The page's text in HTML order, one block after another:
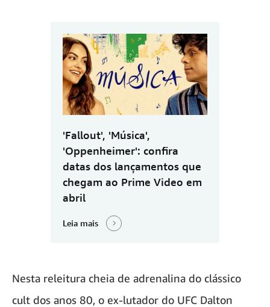
'Fallout', 'Música',
'Oppenheimer': confira
datas dos lançamentos que
chegam ao Prime Video em
abril
Leia mais
Nesta releitura cheia de adrenalina do clássico
cult dos anos 80, o ex-lutador do UFC Dalton